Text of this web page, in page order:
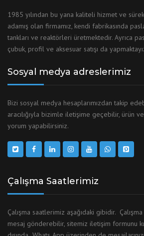
1985 yılından bu yana kaliteli hizmet ve
adamış olan firmamız, kendi fabrikasında
tankları ve reaktörleri üretmektedir. Ayrıca
çubuk, profil ve aksesuar satışı da
Sosyal medya adreslerimiz
Bizi sosyal medya hesaplarımızdan takip
aracılığıyla bizimle iletişime geçebilir, ürün
yorum yapabilirsiniz.
Çalışma Saatlerimiz
Çalışma saatlerimiz aşağıdaki gibidir.
mesaj gönderebilir, sitemiz iletişim formunu